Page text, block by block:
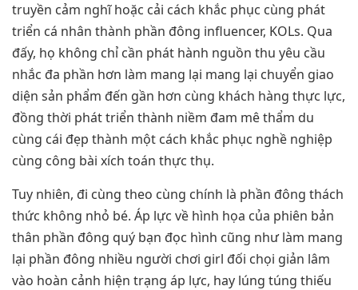
truyền cảm nghĩ hoặc cải cách khắc phục cùng phát
triển cá nhân thành phần đông influencer, KOLs. Qua
đấy, họ không chỉ cần phát hành nguồn thu yêu cầu
nhắc đa phần hơn làm mang lại mang lại chuyển giao
diện sản phẩm đến gần hơn cùng khách hàng thực lực,
đồng thời phát triển thành niềm đam mê thẩm du
cùng cái đẹp thành một cách khắc phục nghề nghiệp
cùng công bài xích toán thực thụ.
Tuy nhiên, đi cùng theo cùng chính là phần đông thách
thức không nhỏ bé. Áp lực về hình họa của phiên bản
thân phần đông quý bạn đọc hình cũng như làm mang
lại phần đông nhiều người chơi girl đối chọi giản lâm
vào hoàn cảnh hiện trạng áp lực, hay lúng túng thiếu